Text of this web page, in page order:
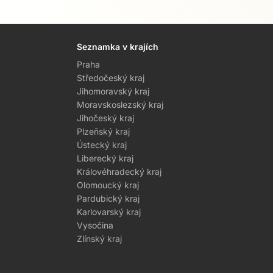
Seznamka v krajích
Praha
Středočeský kraj
Jihomoravský kraj
Moravskoslezský kraj
Jihočeský kraj
Plzeňský kraj
Ústecký kraj
Liberecký kraj
Královéhradecký kraj
Olomoucký kraj
Pardubický kraj
Karlovarský kraj
Vysočina
Zlínský kraj